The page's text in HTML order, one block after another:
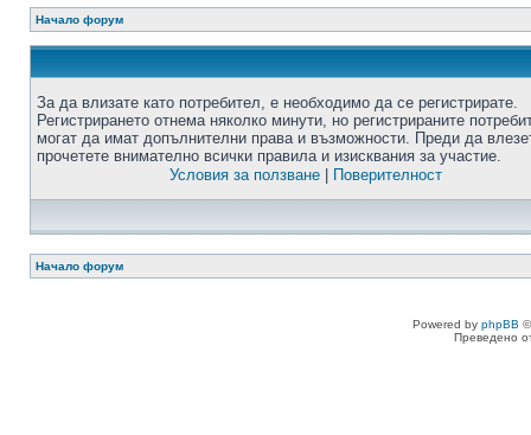
Начало форум
За да влизате като потребител, е необходимо да се регистрирате.
Регистрирането отнема няколко минути, но регистрираните
могат да имат допълнителни права и възможности. Преди да
прочетете внимателно всички правила и изисквания за участие.
Условия за ползване| Поверителност
Начало форум
Powered by phpBB
Преведено